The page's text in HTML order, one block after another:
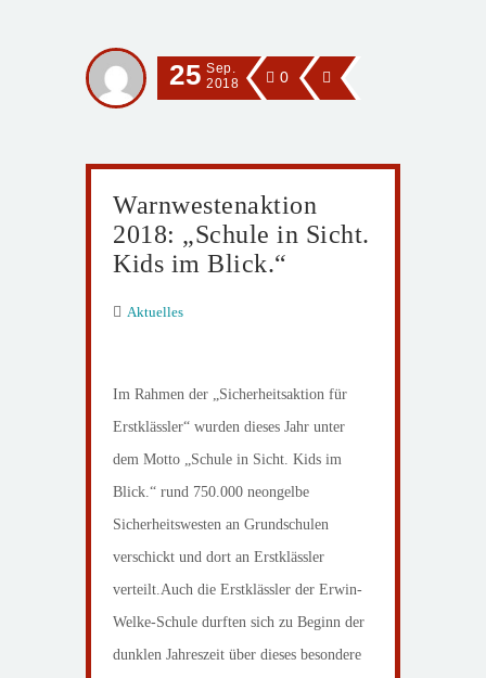
25 Sep.
2018
0
Warnwestenaktion
2018: „Schule in Sicht.
Kids im Blick.“
Aktuelles
Im Rahmen der „Sicherheitsaktion für
Erstklässler“ wurden dieses Jahr unter
dem Motto „Schule in Sicht. Kids im
Blick.“ rund 750.000 neongelbe
Sicherheitswesten an Grundschulen
verschickt und dort an Erstklässler
verteilt.Auch die Erstklässler der Erwin-
Welke-Schule durften sich zu Beginn der
dunklen Jahreszeit über dieses besondere